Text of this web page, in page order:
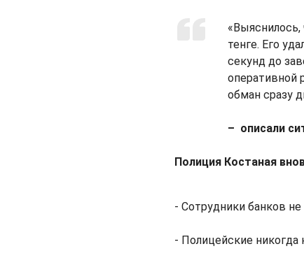
тенге. Его
секунд до
оперативной
обман сразу
– описали
Полиция Костаная
- Сотрудники банков
- Полицейские никогда